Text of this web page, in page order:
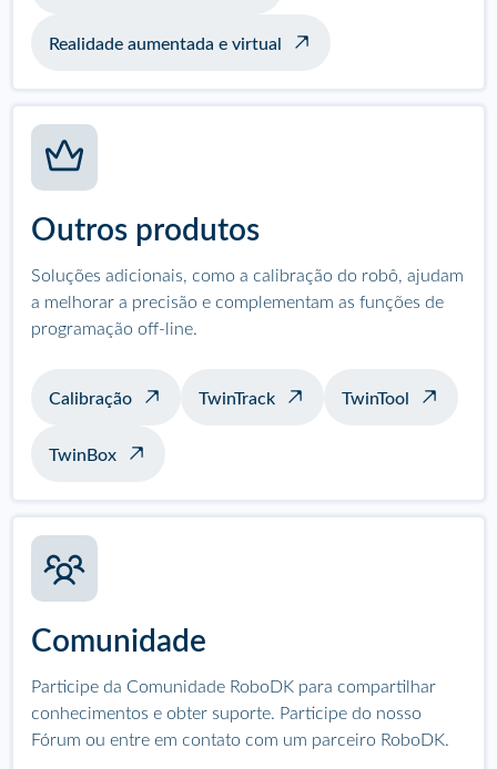
Realidade aumentada e virtual
Outros produtos
Soluções adicionais, como a calibração do robô, ajudam
a melhorar a precisão e complementam as funções de
programação off-line.
Calibração TwinTrack TwinTool
TwinBox
Comunidade
Participe da Comunidade RoboDK para compartilhar
conhecimentos e obter suporte. Participe do nosso
Fórum ou entre em contato com um parceiro RoboDK.